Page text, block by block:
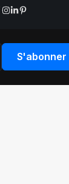
S'abonner